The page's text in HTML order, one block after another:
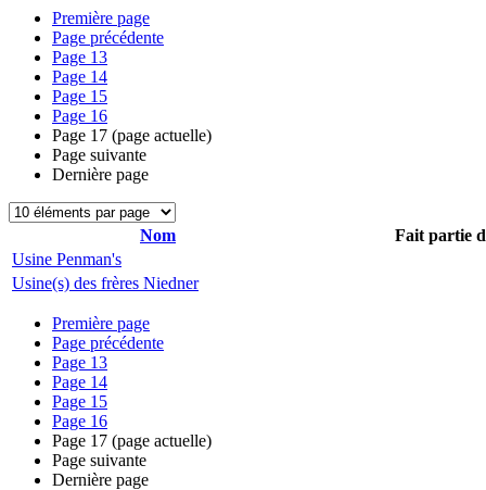
Première page
Page précédente
Page 13
Page 14
Page 15
Page 16
Page 17 (page actuelle)
Page suivante
Dernière page
Nom
Fait partie
Usine Penman's
Usine(s) des frères Niedner
Première page
Page précédente
Page 13
Page 14
Page 15
Page 16
Page 17 (page actuelle)
Page suivante
Dernière page